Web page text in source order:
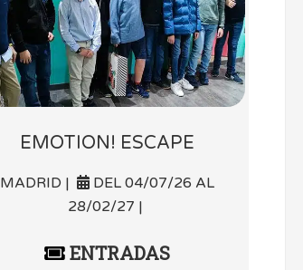
EMOTION! ESCAPE
MADRID |
DEL 04/07/26 AL
28/02/27 |
ENTRADAS